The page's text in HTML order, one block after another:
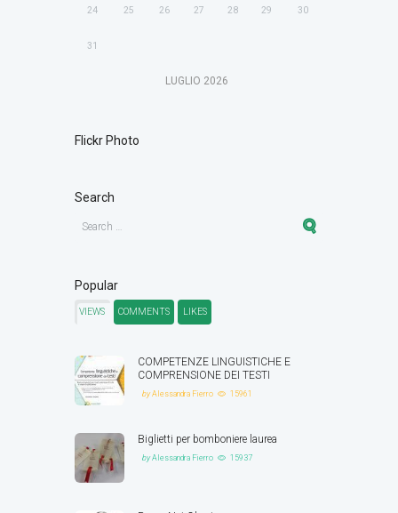
24 25 26 27 28 29 30
31
LUGLIO 2026
Flickr Photo
Search
Popular
VIEWS COMMENTS LIKES
COMPETENZE LINGUISTICHE E
COMPRENSIONE DEI TESTI
byAlessandra Fierro 15961
Biglietti per bomboniere laurea
byAlessandra Fierro 15937